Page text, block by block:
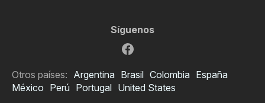
Síguenos
Otros países: Argentina Brasil Colombia España
México Perú Portugal United States